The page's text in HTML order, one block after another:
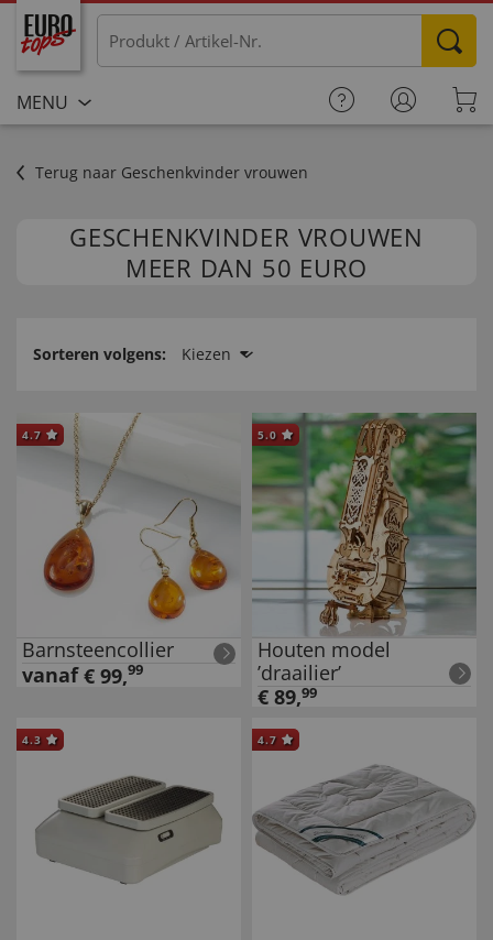
MENU
Terug naar Geschenkvinder vrouwen
GESCHENKVINDER VROUWEN
MEER DAN 50 EURO
Sorteren volgens: Kiezen
4.7
Barnsteencollier
vanaf € 99,99
5.0
Houten model
’draailier’
€ 89,99
4.3 4.7